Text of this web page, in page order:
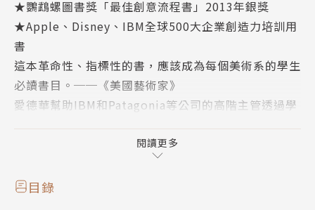
★鸚鵡螺圖書獎「最佳創意流程書」2013年銀獎
★Apple、Disney、IBM全球500大企業創造力培訓用
書
這本革命性、指標性的書，應該成為每個美術系的學生
必讀書目。──《美國藝術家》
愛德華幫助IBM和Patagonia等公司的高階主管透過學
►初學者必備經典！成功開發每個人的畫畫潛力
閱讀更多
目錄